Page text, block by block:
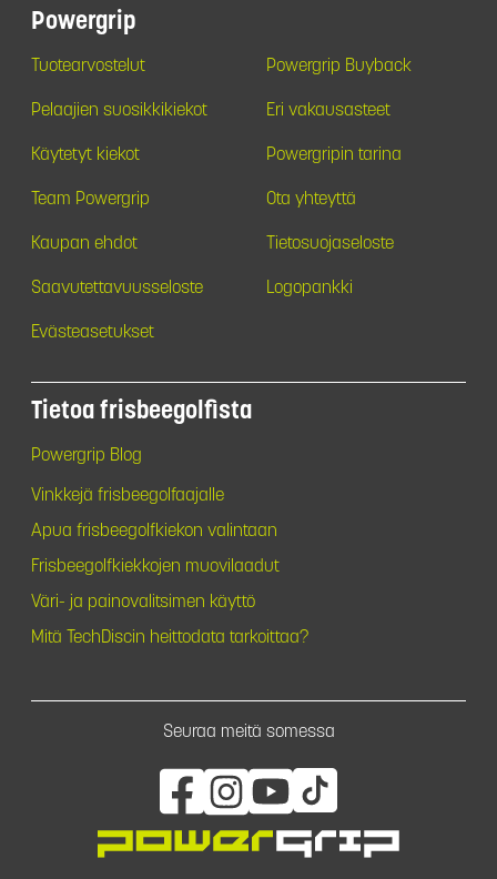
Powergrip
Tuotearvostelut Powergrip Buyback
Pelaajien suosikkikiekot Eri vakausasteet
Käytetyt kiekot Powergripin tarina
Team Powergrip Ota yhteyttä
Kaupan ehdot Tietosuojaseloste
Saavutettavuusseloste Logopankki
Evästeasetukset
Tietoa frisbeegolfista
Powergrip Blog
Vinkkejä frisbeegolfaajalle
Apua frisbeegolfkiekon valintaan
Frisbeegolfkiekkojen muovilaadut
Väri- ja painovalitsimen käyttö
Mitä TechDiscin heittodata tarkoittaa?
Seuraa meitä somessa